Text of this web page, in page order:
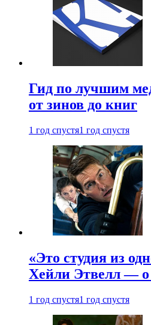
Гид по лучшим
от зинов до книг
1 год спустя1 год спустя
«Это студия из
Хейли Этвелл — о
1 год спустя1 год спустя